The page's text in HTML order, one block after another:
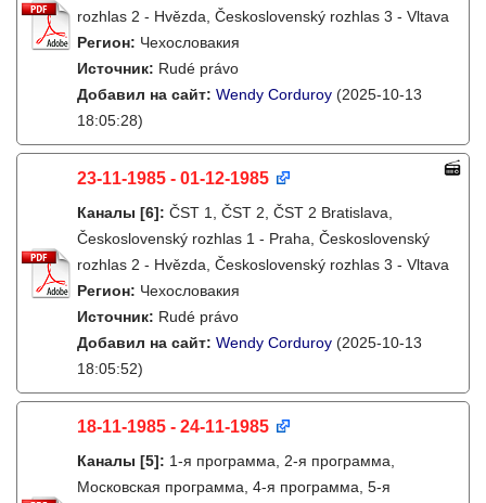
rozhlas 2 - Hvězda, Československý rozhlas 3 - Vltava
Регион: Чехословакия
Источник: Rudé právo
Добавил на сайт: Wendy Corduroy (2025-10-13
18:05:28)
23-11-1985 - 01-12-1985
Каналы [6]: ČST 1, ČST 2, ČST 2 Bratislava,
Československý rozhlas 1 - Praha, Československý
rozhlas 2 - Hvězda, Československý rozhlas 3 - Vltava
Регион: Чехословакия
Источник: Rudé právo
Добавил на сайт: Wendy Corduroy (2025-10-13
18:05:52)
18-11-1985 - 24-11-1985
Каналы [5]: 1-я программа, 2-я программа,
Московская программа, 4-я программа, 5-я